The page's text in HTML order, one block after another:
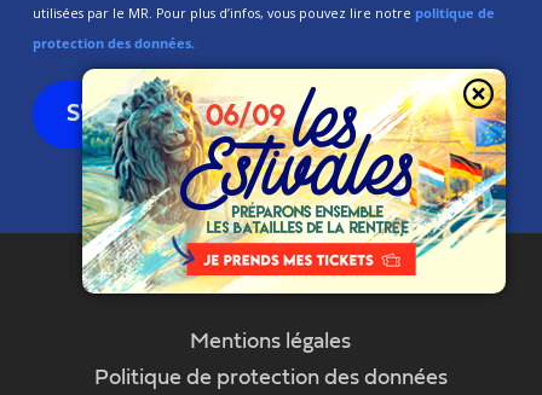
utilisées par le MR. Pour plus d’infos, vous pouvez lire notre politique de
protection des données.
Mentions légales
Politique de protection des données